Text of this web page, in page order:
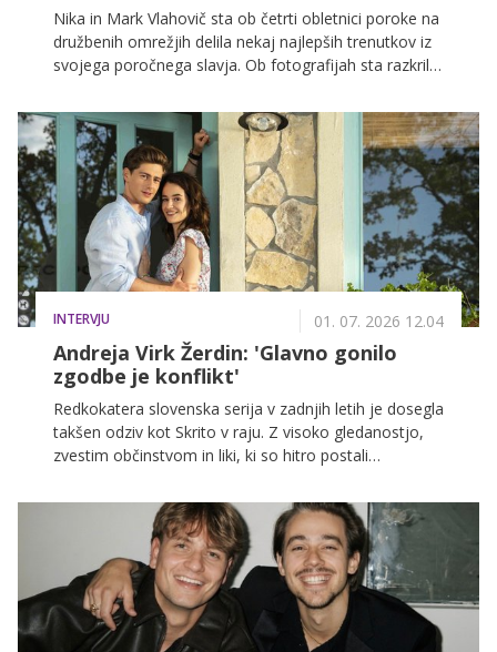
Nika in Mark Vlahovič sta ob četrti obletnici poroke na
družbenih omrežjih delila nekaj najlepših trenutkov iz
svojega poročnega slavja. Ob fotografijah sta razkrila
doslej niso poznali.
INTERVJU 01. 07. 2026 12.04
Andreja Virk Žerdin: 'Glavno gonilo
zgodbe je konflikt'
Redkokatera slovenska serija v zadnjih letih je dosegla
takšen odziv kot Skrito v raju. Z visoko gledanostjo,
zvestim občinstvom in liki, ki so hitro postali
največje domače televizijske uspešnice. O nastajanju
zgodbe, ustvarjanju likov in scenarističnih izzivih smo
se pogovarjali s scenaristko serije Andrejo Virk Žerdin.